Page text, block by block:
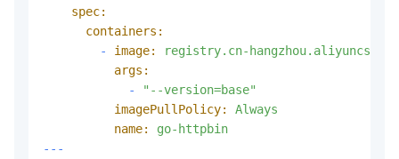
spec:
containers:
-
image:
registry.cn-
args:
-
"--version=base"
imagePullPolicy:
Always
name:
go-httpbin
---